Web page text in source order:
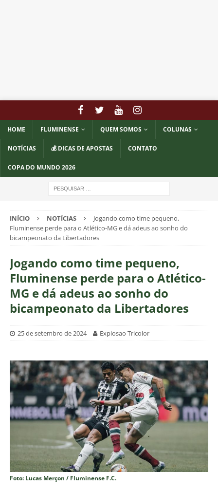
HOME FLUMINENSE QUEM SOMOS COLUNAS
NOTÍCIAS 💰 DICAS DE APOSTAS CONTATO
COPA DO MUNDO 2026
INÍCIO NOTÍCIAS
Jogando como time pequeno,
Fluminense perde para o Atlético-MG e dá adeus ao sonho do
bicampeonato da Libertadores
Jogando como time pequeno,
Fluminense perde para o Atlético-
MG e dá adeus ao sonho do
bicampeonato da Libertadores
25 de setembro de 2024 Explosao Tricolor
Foto: Lucas Merçon / Fluminense F.C.